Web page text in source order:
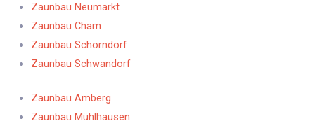
Zaunbau Neumarkt
Zaunbau Cham
Zaunbau Schorndorf
Zaunbau Schwandorf​
Zaunbau Amberg​
Zaunbau Mühlhausen​